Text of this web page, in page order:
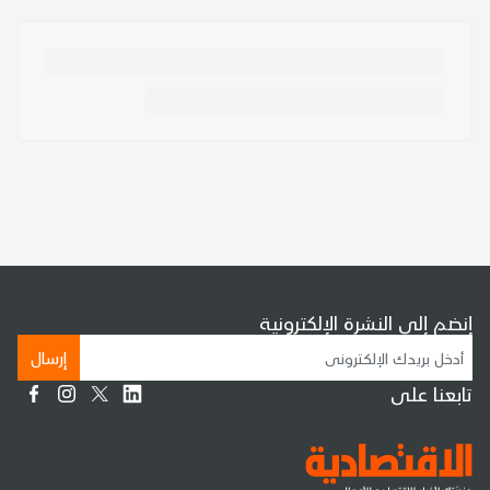
إنضم إلى النشرة الإلكترونية
إرسال
تابعنا على